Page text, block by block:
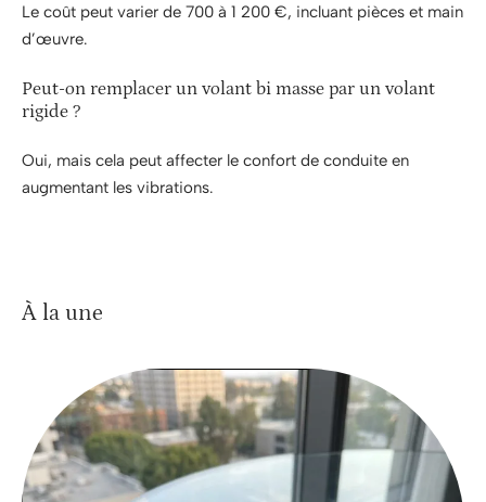
Le coût peut varier de 700 à 1 200 €, incluant pièces et main
d’œuvre.
Peut-on remplacer un volant bi masse par un volant
rigide ?
Oui, mais cela peut affecter le confort de conduite en
augmentant les vibrations.
À la une